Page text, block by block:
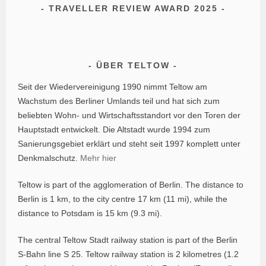
TRAVELLER REVIEW AWARD 2025
ÜBER TELTOW
Seit der Wiedervereinigung 1990 nimmt Teltow am
Wachstum des Berliner Umlands teil und hat sich zum
beliebten Wohn- und Wirtschaftsstandort vor den Toren der
Hauptstadt entwickelt. Die Altstadt wurde 1994 zum
Sanierungsgebiet erklärt und steht seit 1997 komplett unter
Denkmalschutz. Mehr hier
Teltow is part of the agglomeration of Berlin. The distance to
Berlin is 1 km, to the city centre 17 km (11 mi), while the
distance to Potsdam is 15 km (9.3 mi).
The central Teltow Stadt railway station is part of the Berlin
S-Bahn line S 25. Teltow railway station is 2 kilometres (1.2